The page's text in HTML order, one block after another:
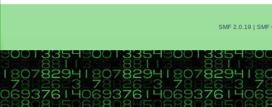
SMF 2.0.19 | SMF